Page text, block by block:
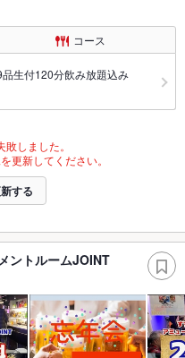
コース
品生付120分飲み放題込み
しました。
更新してください。
する
ントルームJOINT